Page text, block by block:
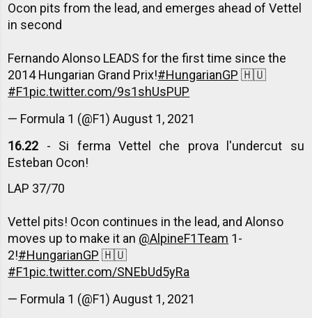
Ocon pits from the lead, and emerges ahead of Vettel
in second
Fernando Alonso LEADS for the first time since the
2014 Hungarian Grand Prix!#HungarianGP 🇭🇺
#F1pic.twitter.com/9s1shUsPUP
— Formula 1 (@F1)August 1, 2021
16.22 - Si ferma Vettel che prova l'undercut su
Esteban Ocon!
LAP 37/70
Vettel pits! Ocon continues in the lead, and Alonso
moves up to make it an @AlpineF1Team 1-
2!#HungarianGP 🇭🇺
#F1pic.twitter.com/SNEbUd5yRa
— Formula 1 (@F1)August 1, 2021